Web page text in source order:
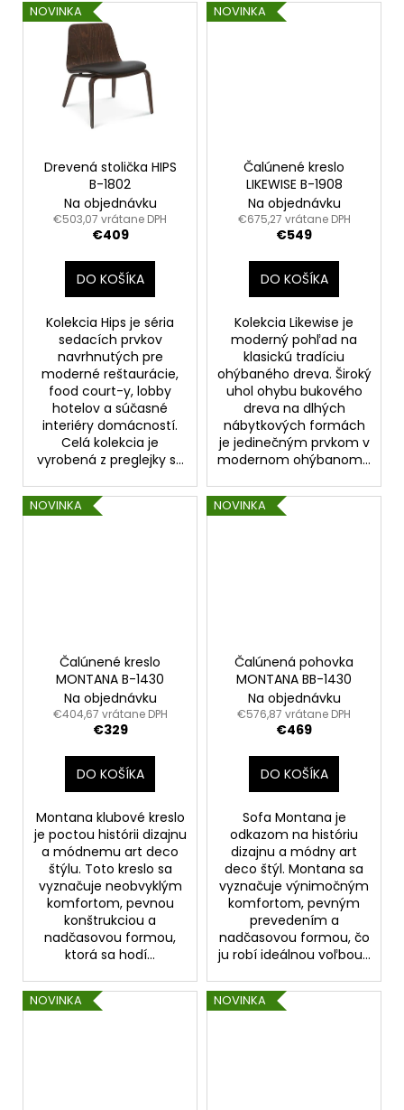
NOVINKA
Drevená stolička HIPS
B-1802
Na objednávku
€503,07 vrátane DPH
€409
DO KOŠÍKA
Kolekcia Hips je séria
sedacích prvkov
navrhnutých pre
moderné reštaurácie,
food court-y, lobby
hotelov a súčasné
interiéry domácností.
Celá kolekcia je
vyrobená z preglejky s...
NOVINKA
Čalúnené kreslo
LIKEWISE B-1908
Na objednávku
€675,27 vrátane DPH
€549
DO KOŠÍKA
Kolekcia Likewise je
moderný pohľad na
klasickú tradíciu
ohýbaného dreva. Široký
uhol ohybu bukového
dreva na dlhých
nábytkových formách
je jedinečným prvkom v
modernom ohýbanom...
NOVINKA
Čalúnené kreslo
MONTANA B-1430
Na objednávku
€404,67 vrátane DPH
€329
DO KOŠÍKA
Montana klubové kreslo
je poctou histórii dizajnu
a módnemu art deco
štýlu. Toto kreslo sa
vyznačuje neobvyklým
komfortom, pevnou
konštrukciou a
nadčasovou formou,
ktorá sa hodí...
NOVINKA
Čalúnená pohovka
MONTANA BB-1430
Na objednávku
€576,87 vrátane DPH
€469
DO KOŠÍKA
Sofa Montana je
odkazom na históriu
dizajnu a módny art
deco štýl. Montana sa
vyznačuje výnimočným
komfortom, pevným
prevedením a
nadčasovou formou, čo
ju robí ideálnou voľbou...
NOVINKA NOVINKA